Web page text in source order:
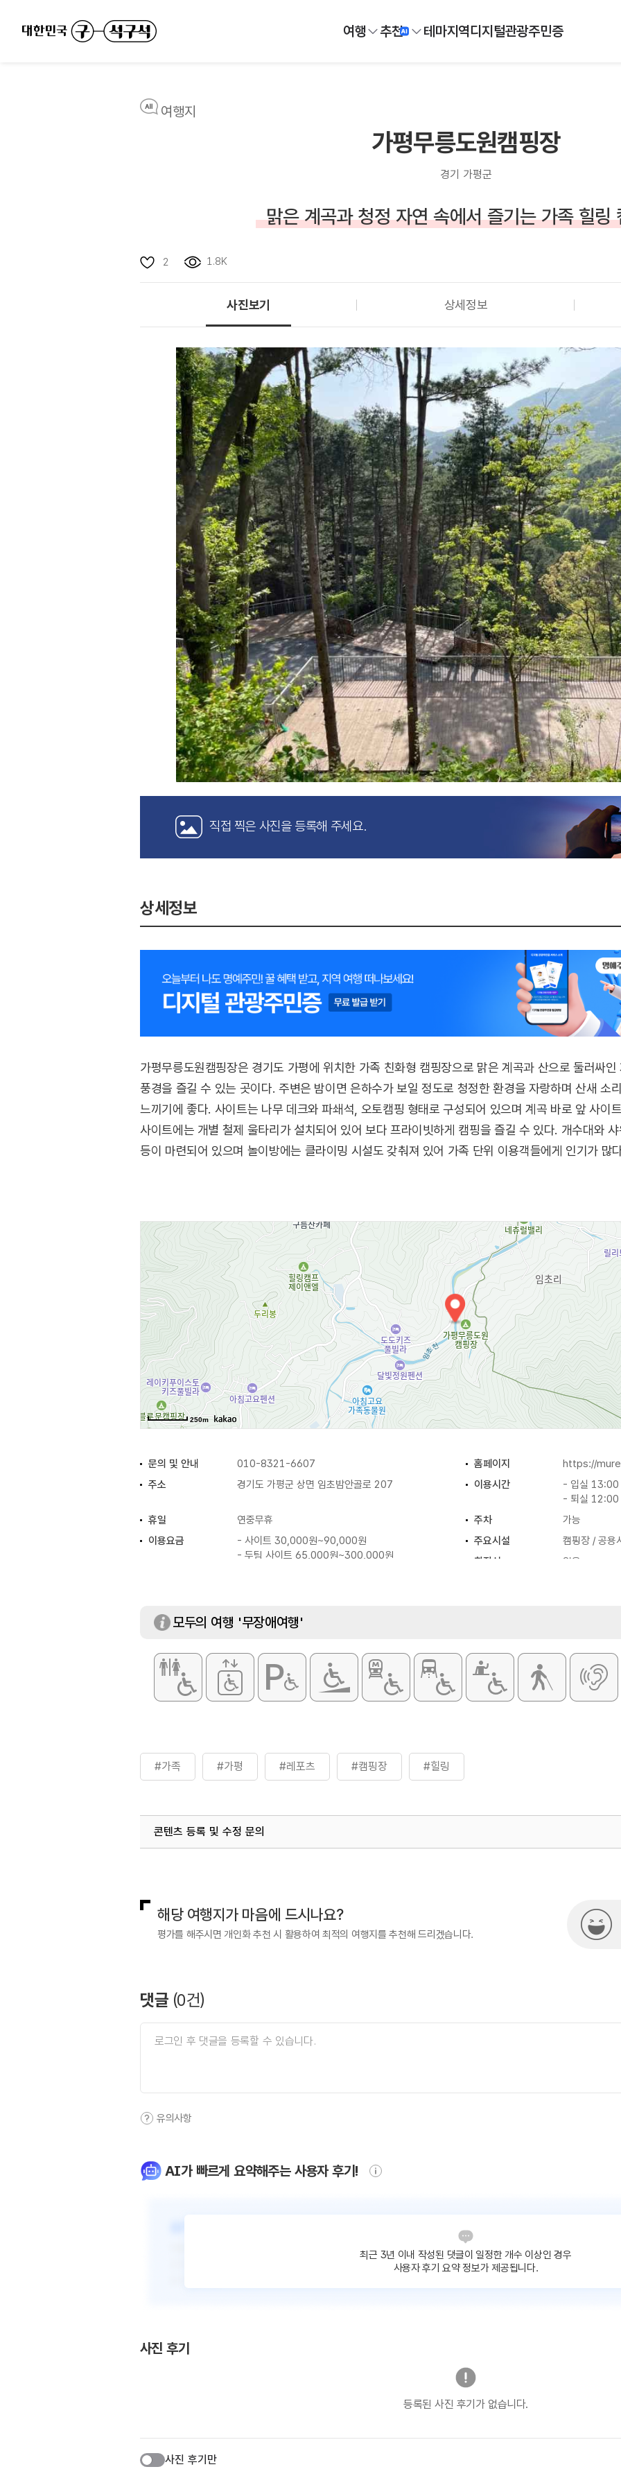
여행 추천 테마지역디지털관광주민증
여행지
가평무릉도원캠핑장
경기 가평군
맑은 계곡과 청정 자연 속에서 즐기는 가족 힐링
2 1.8K
사진보기 상세정보
직접 찍은 사진을 등록해 주세요.
상세정보
가평무릉도원캠핑장은 경기도 가평에 위치한 가족 친화형 캠핑장으로 맑은 계곡과 산으로 둘러싸
풍경을 즐길 수 있는 곳이다. 주변은 밤이면 은하수가 보일 정도로 청정한 환경을 자랑하며 산새 소
느끼기에 좋다. 사이트는 나무 데크와 파쇄석, 오토캠핑 형태로 구성되어 있으며 계곡 바로 앞 사이
사이트에는 개별 철제 울타리가 설치되어 있어 보다 프라이빗하게 캠핑을 즐길 수 있다. 개수대와
등이 마련되어 있으며 놀이방에는 클라이밍 시설도 갖춰져 있어 가족 단위 이용객들에게 인기가 많
250m
문의 및 안내 010-8321-6607 홈페이지
https://
주소
경기도 가평군 상면 임초밤안골로 207 이용시간
- 입실 13:00
- 퇴실 12:00
휴일
연중무휴 주차
가능
이용요금
- 사이트 30,000원~90,000원
- 두팀 사이트 65,000원~300,000원
주요시설
캠핑장 / 공용
화장실
있음
모두의 여행 '무장애여행'
#가족 #가평 #레포츠 #캠핑장 #힐링
콘텐츠 등록 및 수정 문의
해당 여행지가 마음에 드시나요?
평가를 해주시면 개인화 추천 시 활용하여 최적의 여행지를 추천해 드리겠습니다.
댓글 (0건)
유의사항
AI가 빠르게 요약해주는 사용자 후기!
최근 3년 이내 작성된 댓글이 일정한 개수 이상인 경우
사용자 후기 요약 정보가 제공됩니다.
사진 후기
등록된 사진 후기가 없습니다.
사진 후기만